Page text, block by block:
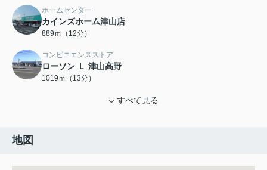
ホームセンター
カインズホーム津山店
889ｍ（12分）
コンビニエンスストア
ローソン Ｌ 津山高野
1019ｍ（13分）
すべて見る
地図